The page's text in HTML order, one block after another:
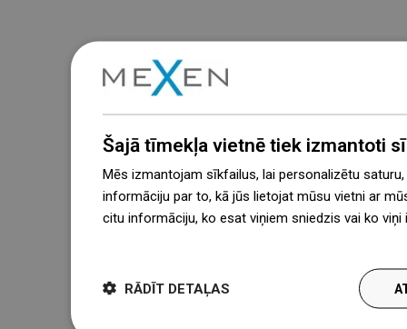
Šajā tīmekļa vietnē tiek izmantoti
Mēs izmantojam sīkfailus, lai personalizētu
informāciju par to, kā jūs lietojat mūsu vietni ar
citu informāciju, ko esat viņiem sniedzis vai ko
RĀDĪT DETAĻAS